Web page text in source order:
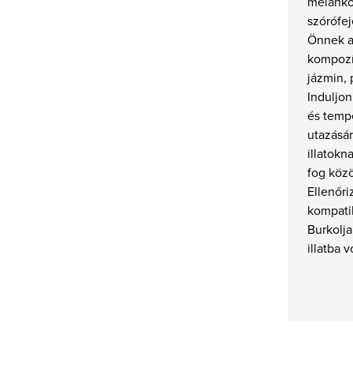
Önnek
jázmin,
és
fog
illatba